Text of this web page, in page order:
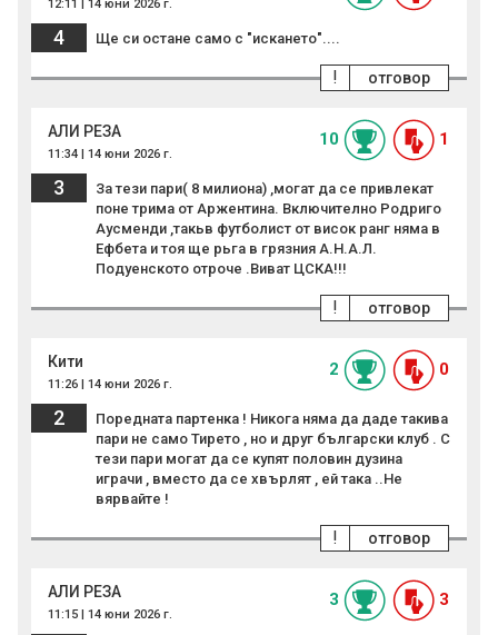
12:11 | 14 юни 2026 г.
4 Ще си остане само с "искането"....
отговор
!
АЛИ РЕЗА
11:34 | 14 юни 2026 г.
10 1
3
За тези пари( 8 милиона) ,могат да се привлекат
поне трима от Аржентина. Включително Родриго
Аусменди ,такьв футболист от висок ранг няма в
Ефбета и тоя ще рьга в грязния А.Н.А.Л.
Подуенското отроче .Виват ЦСКА!!!
отговор
!
Кити
11:26 | 14 юни 2026 г.
2 0
2
Поредната партенка ! Никога няма да даде такива
пари не само Тирето , но и друг български клуб . С
тези пари могат да се купят половин дузина
играчи , вместо да се хвърлят , ей така ..Не
вярвайте !
отговор
!
АЛИ РЕЗА
11:15 | 14 юни 2026 г.
3 3